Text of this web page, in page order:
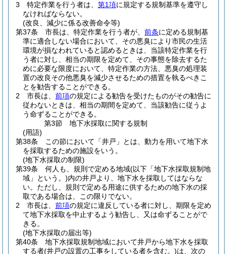
3
特定作業を行う者は、 第1項に規定する規制基準を遵守し
なければならない。
(改良、減少に係る改善命令等)
第37条
市長は、特定作業を行う者が、 前条に定める規制基
準に適合しない場合において、その悪臭により市民の生活
環境が損なわれていると認めるときは、当該特定作業を行
う者に対し、相当の期限を定めて、その事態を除去するた
めに必要な限度において、特定作業の方法、悪臭の処理装
置の改良その他悪臭を減少させるための措置を執るべきこ
とを勧告することができる。
2
市長は、 前項の規定による勧告を受けたものがその勧告に
従わないときは、相当の期間を定めて、当該勧告に従うよ
う命ずることができる。
第3節
地下水採取に関する規制
(用語)
第38条
この節において「井戸」とは、動力を用いて地下水
を採取するための施設をいう。
(地下水採取の制限)
第39条
何人も、規則で定める地域(以下「地下水採取規制地
域」という。)内の井戸より、地下水を採取してはならな
い。 ただし、規則で定める用途に供するための地下水の採
取である場合は、この限りでない。
2
市長は、 前項の規定に違反している者に対し、期限を定め
て地下水採取を中止するよう勧告し、又は命ずることがで
きる。
(地下水採取の届出等)
第40条
地下水採取規制地域において井戸から地下水を採取
する者(井戸の設置の工事をしている者を含む。)は、次の